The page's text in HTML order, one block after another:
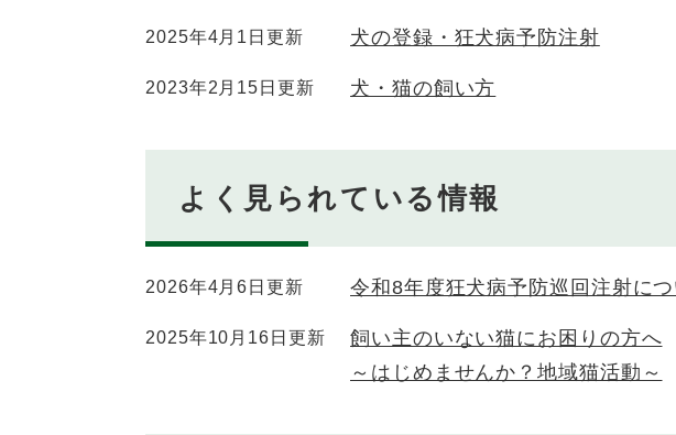
2025年4月1日更新 犬の登録・狂犬病予防注射
2023年2月15日更新 犬・猫の飼い方
よく見られている情報
2026年4月6日更新 令和8年度狂犬病予防巡回注射につ
2025年10月16日更新
飼い主のいない猫にお困りの方へ
～はじめませんか？地域猫活動～